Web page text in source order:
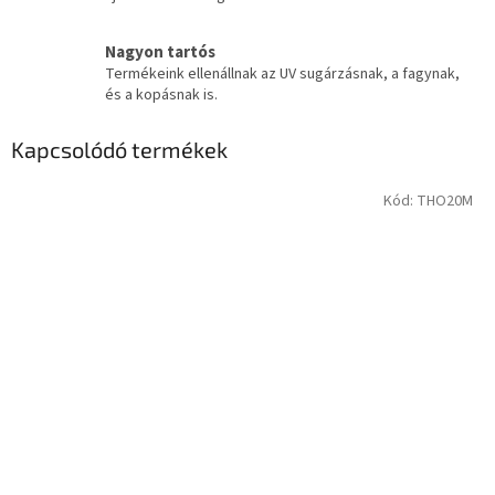
Nagyon tartós
Termékeink ellenállnak az UV sugárzásnak, a fagynak,
és a kopásnak is.
Kapcsolódó termékek
Kód: THO20M